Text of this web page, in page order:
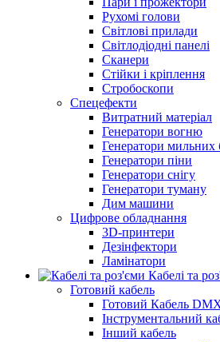
Рухомі голови
Світлові прилади
Світлодіодні панелі
Сканери
Стійки і кріплення
Стробоскопи
Спецефекти
Витратний матеріал
Генератори вогню
Генератори мильних
Генератори піни
Генератори снігу
Генератори туману
Дим машини
Цифрове обладнання
3D-принтери
Дезінфектори
Ламінатори
Кабелі та
Готовий кабель
Готовий Кабель
Інструментальний
Інший кабель